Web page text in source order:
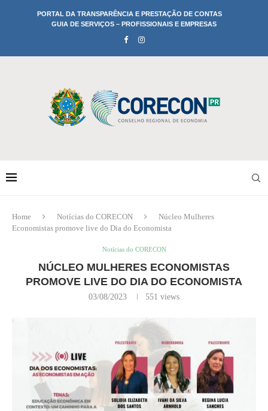
PORTAL DA TRANSPARÊNCIA E PRESTAÇÃO DE CONTAS
GUIA DE SERVIÇOS – PROFISSIONAIS E EMPRESAS
Home Notícias do CORECON
Núcleo Mulheres
Economistas promove live do Dia do Economista
Notícias do CORECON
NÚCLEO MULHERES ECONOMISTAS
PROMOVE LIVE DO DIA DO ECONOMISTA
03/08/2023 551 views